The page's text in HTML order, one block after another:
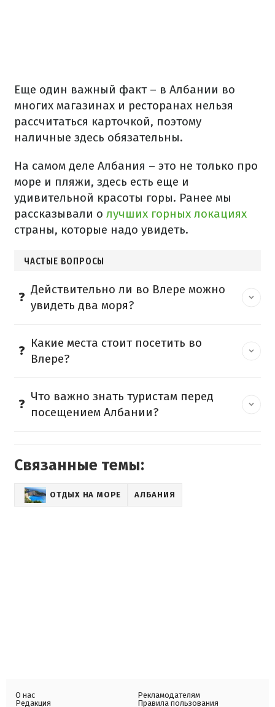
Еще один важный факт – в Албании во
многих магазинах и ресторанах нельзя
рассчитаться карточкой, поэтому
наличные здесь обязательны.
На самом деле Албания – это не только про
море и пляжи, здесь есть еще и
удивительной красоты горы. Ранее мы
рассказывали о лучших горных локациях
страны, которые надо увидеть.
ЧАСТЫЕ ВОПРОСЫ
Действительно ли во Влере можно
увидеть два моря?
Какие места стоит посетить во
Влере?
Что важно знать туристам перед
посещением Албании?
Связанные темы:
ОТДЫХ НА МОРЕ АЛБАНИЯ
О нас
Редакция
Рекламодателям
Правила пользования